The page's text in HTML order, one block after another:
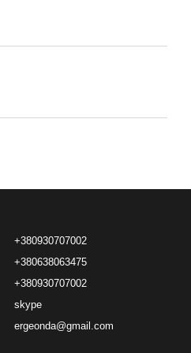
+380930707002
+380638063475
+380930707002
skype
ergeonda@gmail.com